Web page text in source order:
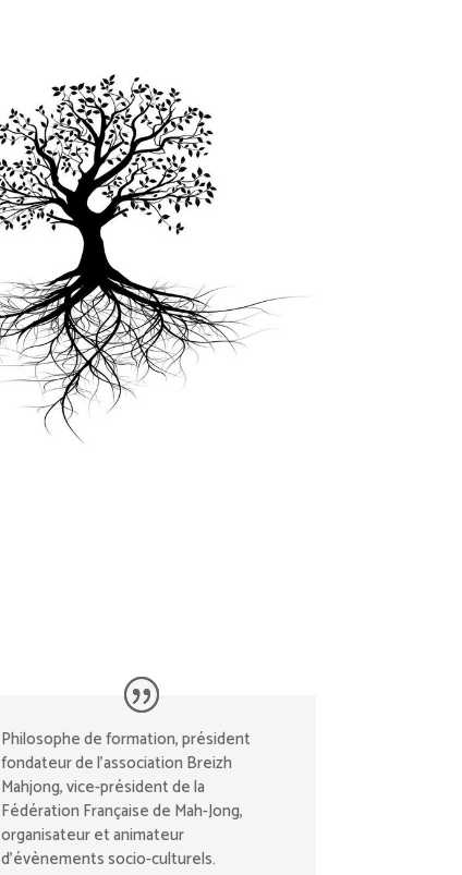
Philosophe de formation, président
fondateur de l’association Breizh
Mahjong, vice-président de la
Fédération Française de Mah-Jong,
organisateur et animateur
d’évènements socio-culturels.